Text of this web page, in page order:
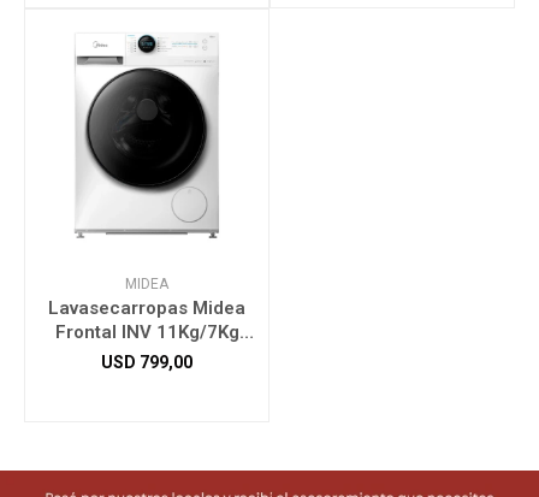
MIDEA
Lavasecarropas Midea
Frontal INV 11Kg/7Kg
MF200D110WB/W
USD 799,00